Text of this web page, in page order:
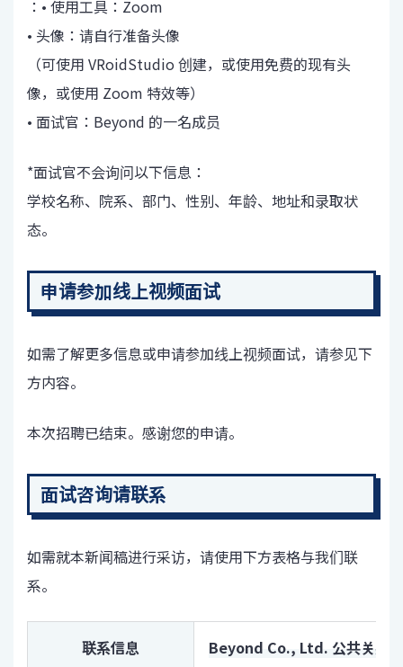
：• 使用工具：Zoom
• 头像：请自行准备头像
（可使用 VRoidStudio 创建，或使用免费的现有头
像，或使用 Zoom 特效等）
• 面试官：Beyond 的一名成员
*面试官不会询问以下信息：
学校名称、院系、部门、性别、年龄、地址和录取状
态。
申请参加线上视频面试
如需了解更多信息或申请参加线上视频面试，请参见下
方内容。
本次招聘已结束。感谢您的申请。
面试咨询请联系
如需就本新闻稿进行采访，请使用下方表格与我们联
系。
联系信息 Beyond Co., Ltd. 公共关系